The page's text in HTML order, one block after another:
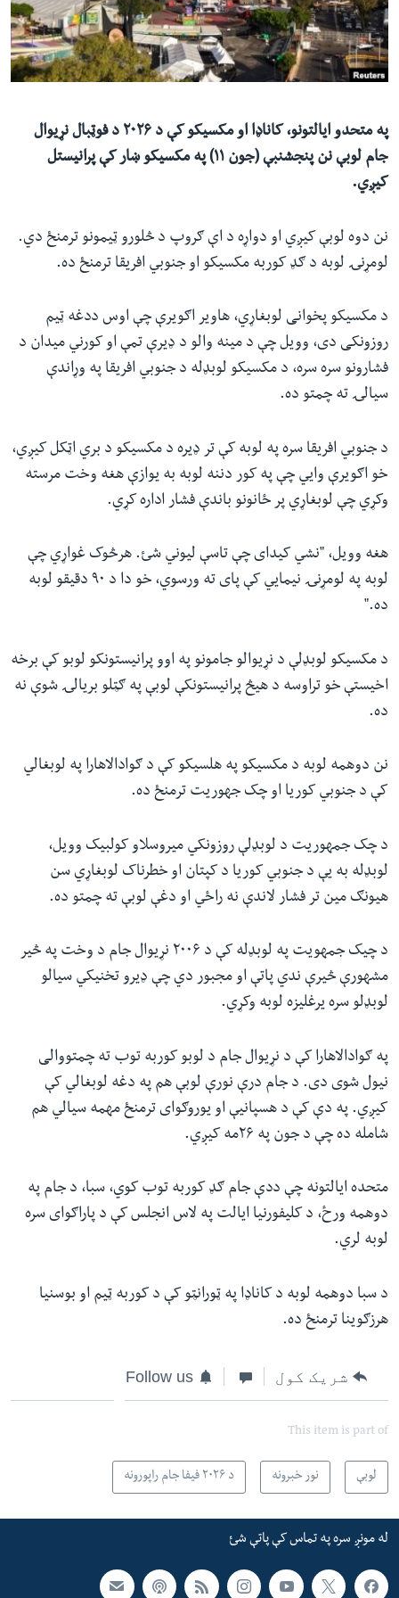
شئ
لټون
ځای
لاړ
له مونږ سره په تماس کې پاتې شئ
په متحدو ایالتونو، کاناډا او مکسیکو کې د ۲۰۲۶ د فوټبال نړیوال
جام لوبې نن پنجشنبې (جون ۱۱) په مکسیکو ښار کې پرانیستل
کیږي.
نن دوه لوبې کیږي او دواړه د اې ګروپ د څلورو ټیمونو ترمنځ دي.
لومړنۍ لوبه د ګډ کوربه مکسیکو او جنوبي افریقا ترمنځ ده.
د مکسیکو پخوانی لوبغاړي، هاویر اګویرې چې اوس ددغه ټیم
روزونکی دی، وویل چې د مینه والو د ډیرې تمې او کورني میدان د
فشارونو سره سره، د مکسیکو لوبډله د جنوبي افریقا په وړاندې
سیالۍ ته چمتو ده.
د جنوبي افریقا سره په لوبه کې تر ډیره د مکسیکو د بري اټکل کیږي،
خو اګویرې وايي چې په کور دننه لوبه به یوازې هغه وخت مرسته
وکړي چې لوبغاړي پر ځانونو باندې فشار اداره کړي.
هغه وویل، "نشي کیدای چې تاسې لیوني شئ. هرڅوک غواړي چې
لوبه په لومړنۍ نیمایي کې پای ته ورسوي، خو دا د ۹۰ دقیقو لوبه
ده."
د مکسیکو لوبډلې د نړیوالو جامونو په اوو پرانیستونکو لوبو کې برخه
اخیستې خو تراوسه د هیڅ پرانیستونکې لوبې په ګټلو بریالۍ شوې نه
ده.
نن دوهمه لوبه د مکسیکو په هلسیکو کې د ګوادالاهارا په لوبغالي
کې د جنوبي کوریا او چک جهوریت ترمنځ ده.
د چک جمهوریت د لوبډلې روزونکي میروسلاو کولبیک وویل،
لوبډله به یې د جنوبي کوریا د کپتان او خطرناک لوبغاړي سن
هیونګ مین تر فشار لاندې نه راځي او دغې لوبې ته چمتو ده.
د چیک جمهویت په لوبډله کې د ۲۰۰۶ نړیوال جام د وخت په څیر
مشهورې څیرې ندي پاتې او مجبور دي چې ډیرو تخنیکي سیالو
لوبډلو سره یرغلیزه لوبه وکړي.
په ګوادالاهارا کې د نړیوال جام د لوبو کوربه توب ته چمتووالی
نیول شوی دی. د جام درې نورې لوبې هم په دغه لوبغالي کې
کیږي. په دې کې د هسپانیې او یوروګوای ترمنځ مهمه سیالي هم
شامله ده چې د جون په ۲۶مه کیږي.
متحده ایالتونه چې ددې جام ګډ کوربه توب کوي، سبا، د جام په
دوهمه ورځ، د کلیفورنیا ایالت په لاس انجلس کې د پاراګوای سره
لوبه لري.
د سبا دوهمه لوبه د کاناډا په ټورانټو کې د کوربه ټیم او بوسنیا
هرزګوینا ترمنځ ده.
شریک کول Follow us
This item is part of
لوبې نور خبرونه د ۲۰۲۶ فیفا جام راپورونه
له مونږ سره په تماس کې پاتې شئ